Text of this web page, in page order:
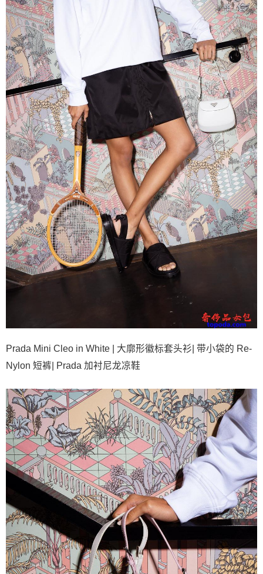
Prada Mini Cleo in White | 大廓形徽标套头衫| 带小袋的 Re-
Nylon 短裤| Prada 加衬尼龙凉鞋